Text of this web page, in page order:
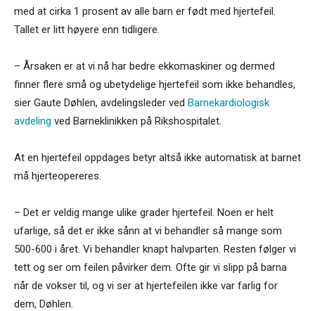
med at cirka 1 prosent av alle barn er født med hjertefeil.
Tallet er litt høyere enn tidligere.
– Årsaken er at vi nå har bedre ekkomaskiner og dermed
finner flere små og ubetydelige hjertefeil som ikke behandles,
sier Gaute Døhlen, avdelingsleder ved Barnekardiologisk
avdeling ved Barneklinikken på Rikshospitalet.
At en hjertefeil oppdages betyr altså ikke automatisk at barnet
må hjerteopereres.
– Det er veldig mange ulike grader hjertefeil. Noen er helt
ufarlige, så det er ikke sånn at vi behandler så mange som
500-600 i året. Vi behandler knapt halvparten. Resten følger vi
tett og ser om feilen påvirker dem. Ofte gir vi slipp på barna
når de vokser til, og vi ser at hjertefeilen ikke var farlig for
dem, Døhlen.